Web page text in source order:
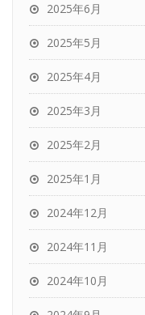
2025年6月
2025年5月
2025年4月
2025年3月
2025年2月
2025年1月
2024年12月
2024年11月
2024年10月